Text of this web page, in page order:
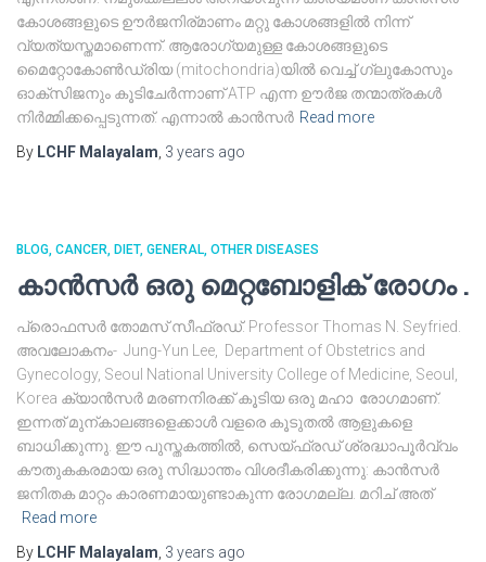
കോശങ്ങളുടെ ഊർജനിര്മാണം മറ്റു കോശങ്ങളിൽ നിന്ന്
വ്യത്യസ്തമാണെന്ന്. ആരോഗ്യമുള്ള കോശങ്ങളുടെ
മൈറ്റോകോൺഡ്രിയ (mitochondria)യിൽ വെച്ച് ഗ്ലുകോസും
ഓക്സിജനും കൂടിചേർന്നാണ് ATP എന്ന ഊർജ തന്മാത്രകൾ
നിർമ്മിക്കപ്പെടുന്നത്. എന്നാൽ കാൻസർ Read more
By LCHF Malayalam 3 years ago
BLOG CANCER DIET GENERAL OTHER DISEASES
കാൻസർ ഒരു മെറ്റബോളിക് രോഗം .
പ്രൊഫസർ തോമസ് സീഫ്രഡ്‌. Professor Thomas N. Seyfried.
അവലോകനം- Jung-Yun Lee, Department of Obstetrics and
Gynecology, Seoul National University College of Medicine, Seoul,
Korea ക്യാൻസർ മരണനിരക്ക് കൂടിയ ഒരു മഹാ രോഗമാണ്.
ഇന്നത് മുന്കാലങ്ങളെക്കാൾ വളരെ കൂടുതൽ ആളുകളെ
ബാധിക്കുന്നു. ഈ പുസ്തകത്തിൽ, സെയ്ഫ്രഡ് ശ്രദ്ധാപൂർവ്വം
കൗതുകകരമായ ഒരു സിദ്ധാന്തം വിശദീകരിക്കുന്നു: കാൻസർ
ജനിതക മാറ്റം കാരണമായുണ്ടാകുന്ന രോഗമല്ല. മറിച് അത്
Read more
By LCHF Malayalam 3 years ago